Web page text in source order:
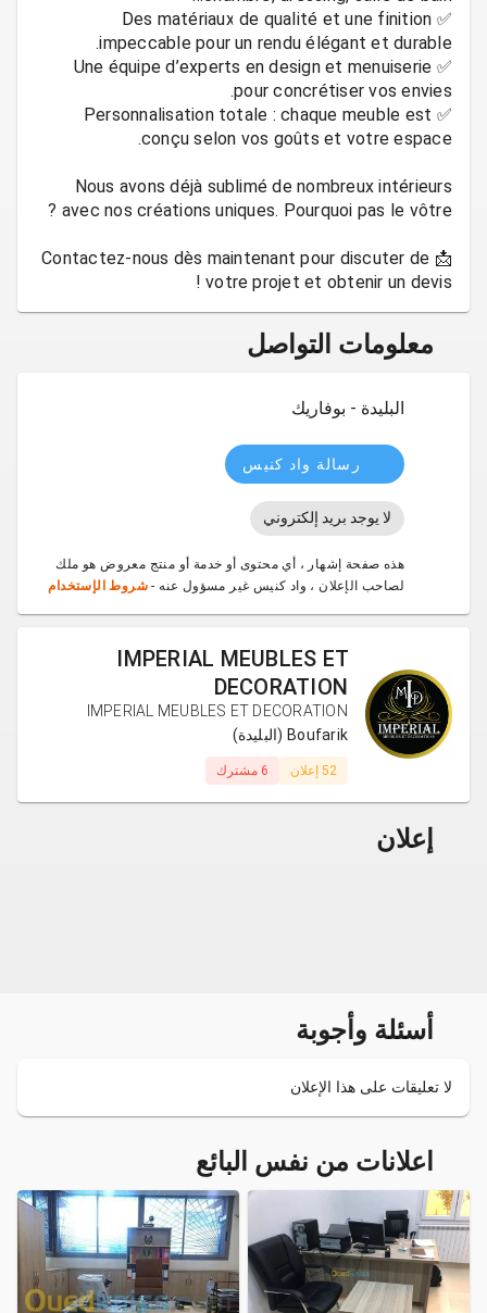
✅ Des matériaux de qualité et une finition
✅ Une équipe d’experts en design et menuiserie
✅ Personnalisation totale : chaque meuble est
Nous avons déjà sublimé de nombreux intérieurs
avec nos créations uniques. Pourquoi pas le vôtre ?
📩 Contactez-nous dès maintenant pour discuter de
votre projet et obtenir un devis !
معلومات التواصل
البليدة - بوفاريك
رسالة واد كنيس
لا يوجد بريد إلكتروني
هذه صفحة إشهار ، أي محتوى أو خدمة أو منتج معروض هو ملك
لصاحب الإعلان ، واد كنيس غير مسؤول عنه - شروط الإستخدام
IMPERIAL MEUBLES ET
DECORATION
IMPERIAL MEUBLES ET DECORATION
Boufarik (البليدة)
52 إعلان 6 مشترك
إعلان
أسئلة وأجوبة
لا تعليقات على هذا الإعلان
اعلانات من نفس البائع